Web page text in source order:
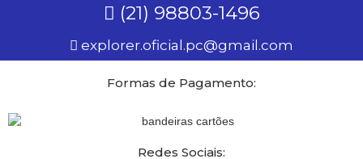
(21) 98803-1496
explorer.oficial.pc@gmail.com
Formas de Pagamento:
Redes Sociais: